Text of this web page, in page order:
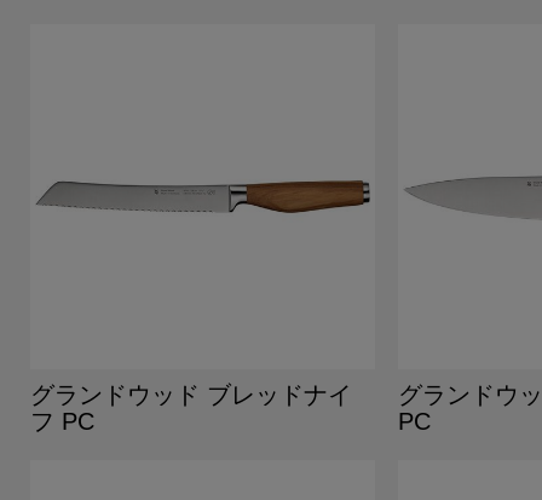
グランドウッド ブレッドナイ
フ PC
グランドウ
PC